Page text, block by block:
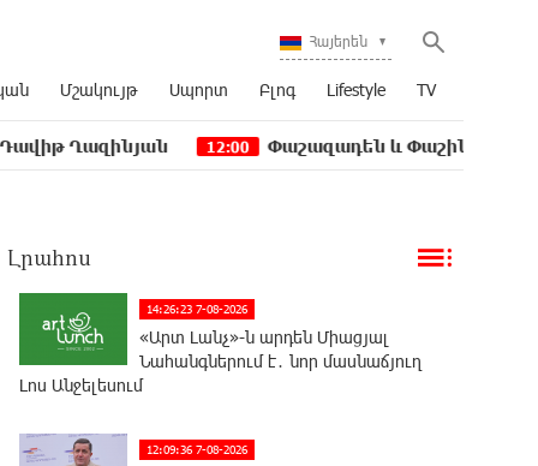
Հայերեն
Մշակույթ Սպորտ Բլոգ Lifestyle TV
12:00 Փաշազադեն և Փաշինյանն ընդդեմ Հայ
Լրահոս
14:26:23 7-08-2026
«Արտ Լանչ»-ն արդեն Միացյալ
Նահանգներում է․ նոր մասնաճյուղ
Լոս Անջելեսում
12:09:36 7-08-2026